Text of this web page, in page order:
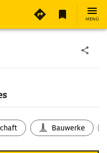
MENÜ
Bauwerke